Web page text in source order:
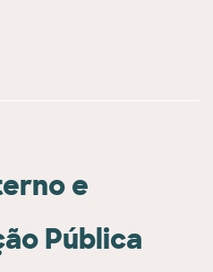
e
Pública